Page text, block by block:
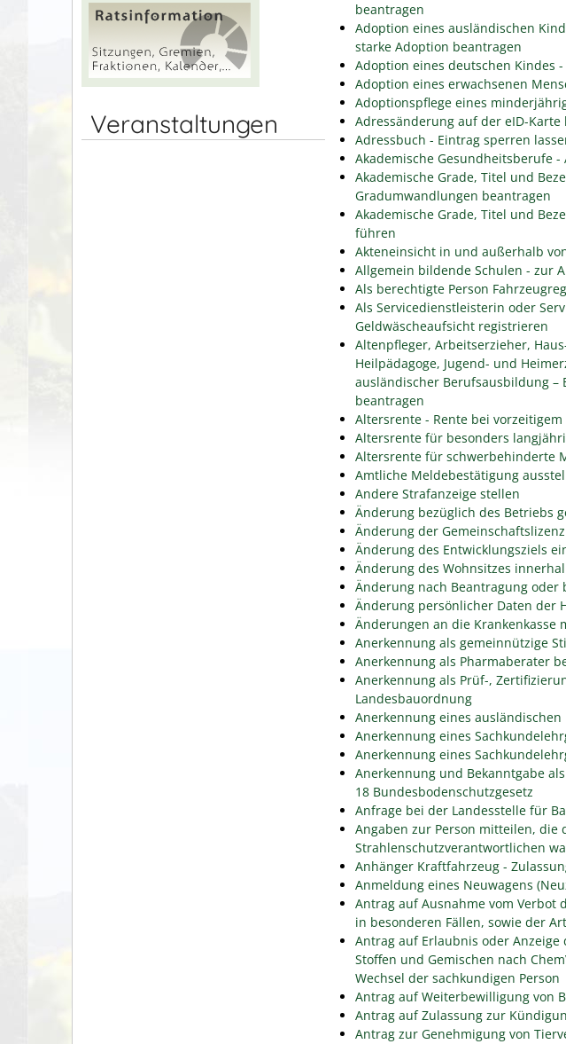
Veranstaltungen
beantragen
Adoption eines ausländischen
starke Adoption beantragen
Adoption eines deutschen Kindes
Adoption eines erwachsenen
Adoptionspflege eines
Adressänderung auf der eID-Karte
Adressbuch - Eintrag sperren
Akademische Gesundheitsberufe
Akademische Grade, Titel und
Gradumwandlungen beantragen
Akademische Grade, Titel und
führen
Akteneinsicht in und außerhalb
Allgemein bildende Schulen - zur
Als berechtigte Person
Als Servicedienstleisterin oder
Geldwäscheaufsicht registrieren
Altenpfleger, Arbeitserzieher,
Heilpädagoge, Jugend- und
ausländischer Berufsausbildung
beantragen
Altersrente - Rente bei
Altersrente für besonders
Altersrente für schwerbehinderte
Amtliche Meldebestätigung
Andere Strafanzeige stellen
Änderung bezüglich des Betriebs
Änderung der
Änderung des Entwicklungsziels
Änderung des Wohnsitzes
Änderung nach Beantragung
Änderung persönlicher Daten der
Änderungen an die Krankenkasse
Anerkennung als gemeinnützige
Anerkennung als Pharmaberater
Anerkennung als Prüf-,
Landesbauordnung
Anerkennung eines
Anerkennung eines
Anerkennung eines
Anerkennung und Bekanntgabe
18 Bundesbodenschutzgesetz
Anfrage bei der Landesstelle für
Angaben zur Person mitteilen, die
Strahlenschutzverantwortlichen
Anhänger Kraftfahrzeug -
Anmeldung eines Neuwagens
Antrag auf Ausnahme vom
in besonderen Fällen, sowie der
Antrag auf Erlaubnis oder
Stoffen und Gemischen nach
Wechsel der sachkundigen Person
Antrag auf Weiterbewilligung von
Antrag auf Zulassung zur
Antrag zur Genehmigung von